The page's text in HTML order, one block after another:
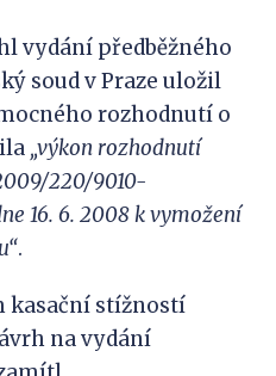
vydání předběžného
soud v Praze uložil
rozhodnutí o
„výkon rozhodnutí
220/9010-
16. 6. 2008 kvymožení
.
kasační stížností
na vydání